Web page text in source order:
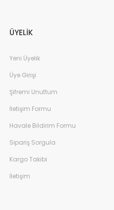
ÜYELİK
Yeni Üyelik
Üye Girişi
Şifremi Unuttum
İletişim Formu
Havale Bildirim Formu
Sipariş Sorgula
Kargo Takibi
İletişim